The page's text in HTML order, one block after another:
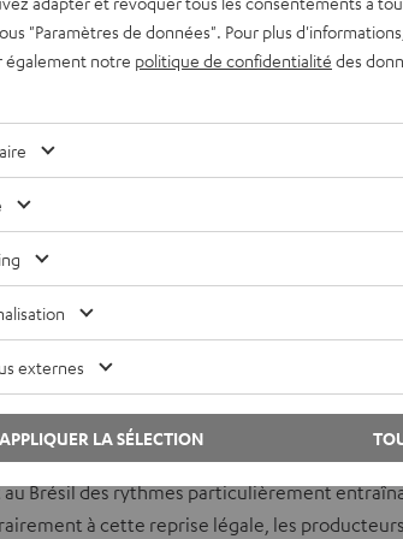
ACCEPTER UNE SEULE FOIS ET
afficher le contenu externe ? Activez cette option dans les
En outre, le tube de l’été est resté plusieurs
un autre record : il a été
groupe bolivien Los Kjarkasont composé la
Brésil des rythmes particulièrement
à cette reprise légale, les
"Paramètres de données". Pour plus
également notre politique de confidentialité des
externes
APPLIQUER LA SÉLECTION